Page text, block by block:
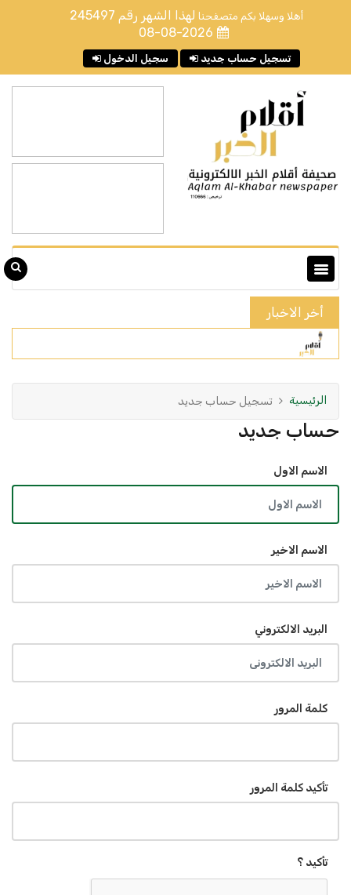
أهلا وسهلا بكم متصفحنا لهذا الشهر رقم 245497
08-08-2026
سجيل الدخول تسجيل حساب جديد
أخر الاخبار
الرئيسية تسجيل حساب جديد
حساب جديد
الاسم الاول
الاسم الاخير
البريد الالكتروني
كلمة المرور
تأكيد كلمة المرور
تأكيد ؟